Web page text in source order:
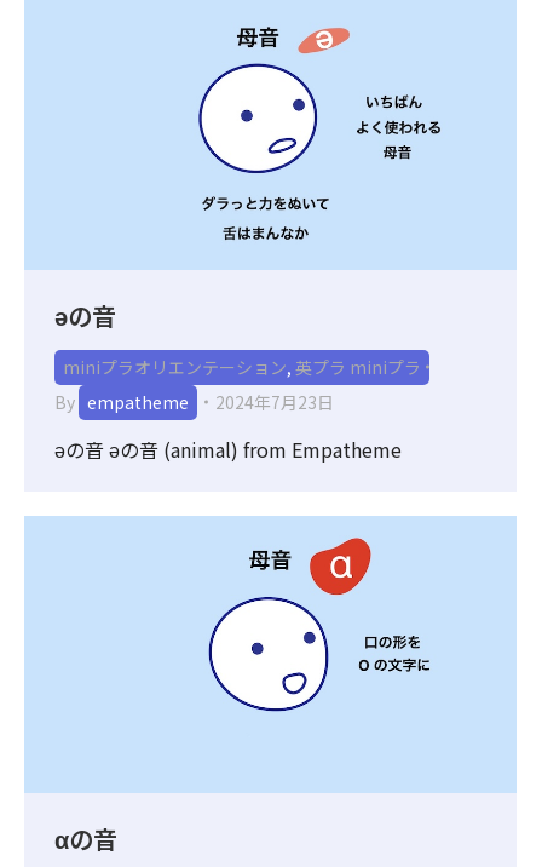
əの音
miniプラオリエンテーション, 英プラ miniプラ
By empatheme 2024年7月23日
əの音 əの音 (animal) from Empatheme
αの音